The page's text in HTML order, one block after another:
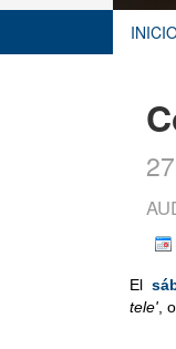
El
tele' ,